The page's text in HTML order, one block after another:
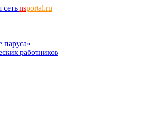
сеть nsportal.ru
паруса»
работников